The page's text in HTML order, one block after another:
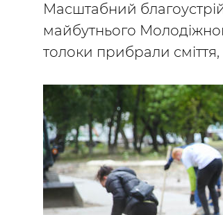
Масштабний
майбутнього
толоки прибрали